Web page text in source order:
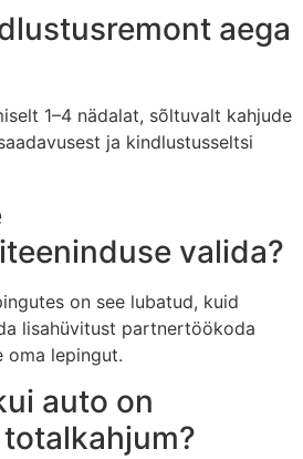
aega
1–4 nädalat, sõltuvalt kahjude
ja kindlustusseltsi
valida?
on see lubatud, kuid
lisahüvitust partnertöökoda
oma lepingut.
auto on